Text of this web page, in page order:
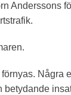
Anderssons
Några
betydande